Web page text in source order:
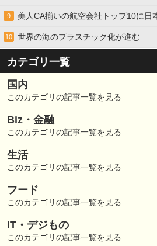
9 美人CA揃いの航空会社トップ10に日
10 世界の海のプラスチック化が進む
カテゴリ一覧
国内
このカテゴリの記事一覧を見る
Biz・金融
このカテゴリの記事一覧を見る
生活
このカテゴリの記事一覧を見る
フード
このカテゴリの記事一覧を見る
IT・デジもの
このカテゴリの記事一覧を見る